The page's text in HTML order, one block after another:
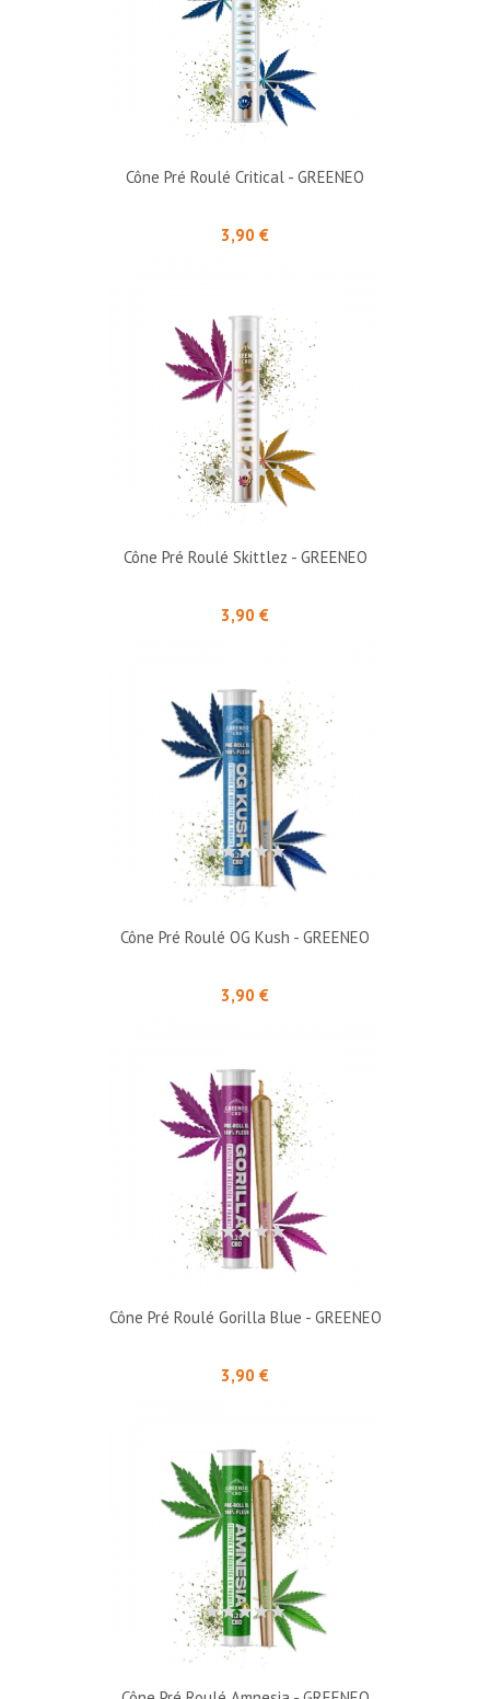
Cône Pré Roulé Critical - GREENEO
3,90 €
Cône Pré Roulé Skittlez - GREENEO
3,90 €
Cône Pré Roulé OG Kush - GREENEO
3,90 €
Cône Pré Roulé Gorilla Blue - GREENEO
3,90 €